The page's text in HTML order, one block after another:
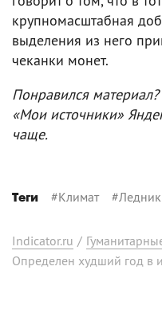
крупномасштабная
выделения из него
чеканки монет.
Понравился материал?
«Мои источники»
чаще.
Теги #Климат#Ледник
Indicator.ru /
Определен худший год в